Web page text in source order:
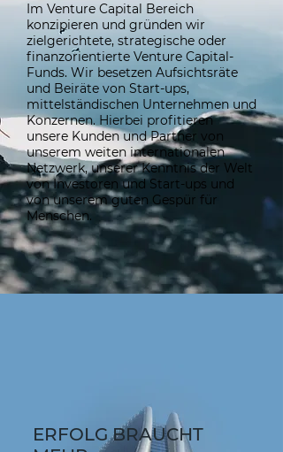
Im Venture Capital Bereich
konzipieren und gründen wir
zielgerichtete, strategische oder
finanzorientierte Venture Capital-
Funds. Wir besetzen Aufsichtsräte
und Beiräte von Start-ups,
mittelständischen Unternehmen und
Konzernen. Hierbei profitieren
unsere Kunden und Partner von
unserem weiten internationalen
Netzwerk, unserer Kenntnis der Welt
von Investoren und Start-ups und
von unserem guten Gespür für
Menschen.
ERFOLG BRAUCHT